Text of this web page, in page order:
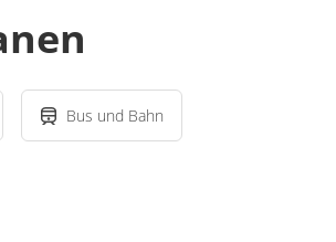
Bus und Bahn